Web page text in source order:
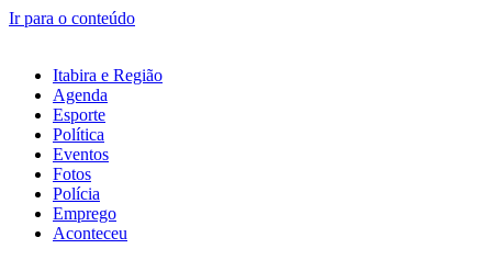
Ir para o conteúdo
Itabira e Região
Agenda
Esporte
Política
Eventos
Fotos
Polícia
Emprego
Aconteceu